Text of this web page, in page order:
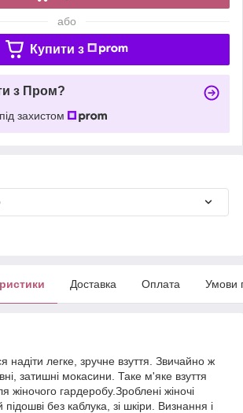
або
Купити з
з Пром?
захистом
Доставка Оплата Умови
надіти легке, зручне взуття. Звичайно ж
затишні мокасини. Таке м'яке взуття
жіночого гардеробу.Зроблені жіночі
без каблука, зі шкіри. Визнання і